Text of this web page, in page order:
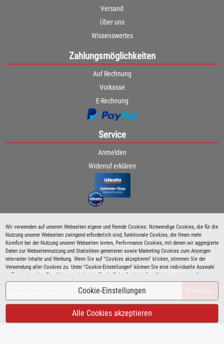
Wir verwenden auf unseren Webseiten eigene und fremde Cookies: Notwendige Cookies, die für die
Nutzung unserer Webseiten zwingend erforderlich sind, funktionale Cookies, die Ihnen mehr
Komfort bei der Nutzung unserer Webseiten bieten, Performance Cookies, mit denen wir aggregierte
Daten zur Webseitennutzung und Statistiken generieren sowie Marketing Cookies zum Anzeigen
relevanter Inhalte und Werbung. Wenn Sie auf "Cookies akzeptieren" klicken, stimmen Sie der
Verwendung aller Cookies zu. Unter "Cookie-Einstellungen" können Sie eine individuelle Auswahl
treffen und erteilte Einwilligungen jederzeit für die Zukunft widerrufen. Siehe auch unsere Cookie
Richtlinie.
Cookie-Einstellungen
Alle Cookies akzeptieren
Versand
Über uns
Wissenswertes
Zahlungsmöglichkeiten
Auf Rechnung
Vorkasse
E-Rechnung
Service
Anmelden
Widerruf erklären
Newsletter
Bleiben Sie immer über spezielle Aktionen sowie Produktneuheiten informiert und
abonnieren Sie den kostenlosen Newsletter von Lutz Langer!